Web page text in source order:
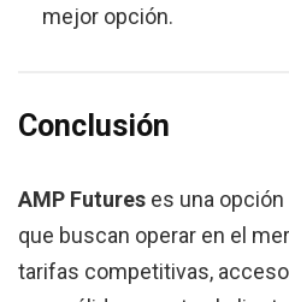
mejor opción.
Conclusión
AMP Futures es una
que buscan operar en el
tarifas competitivas,